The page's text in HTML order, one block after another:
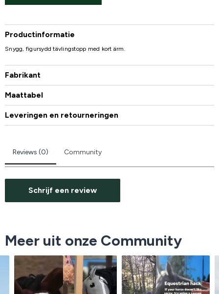
Productinformatie
Snygg, figursydd tävlingstopp med kort ärm.
Fabrikant
Maattabel
Leveringen en retourneringen
Reviews (0) Community
Schrijf een review
Meer uit onze Community